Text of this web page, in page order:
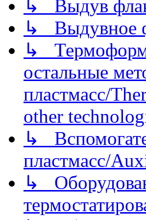
↳ Выдув
↳ Выдувное
↳
остальные
пластмасс/
other
↳
пластмасс/
↳